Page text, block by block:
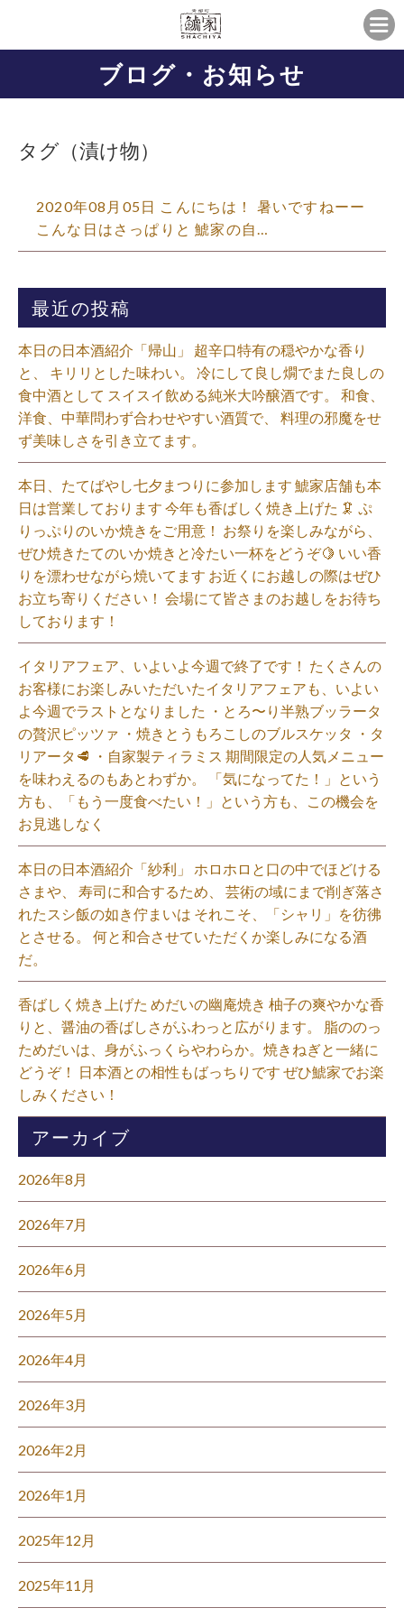
ブログ・お知らせ
タグ（漬け物）
2020年08月05日 こんにちは！ 暑いですねーー
こんな日はさっぱりと 鯱家の自…
最近の投稿
本日の日本酒紹介「帰山」 超辛口特有の穏やかな香り
と、 キリリとした味わい。 冷にして良し燗でまた良しの
食中酒として スイスイ飲める純米大吟醸酒です。 和食、
洋食、中華問わず合わせやすい酒質で、 料理の邪魔をせ
ず美味しさを引き立てます。
本日、たてばやし七夕まつりに参加します 鯱家店舗も本
日は営業しております️ 今年も香ばしく焼き上げた 🦑 ぷ
りっぷりのいか焼きをご用意！ お祭りを楽しみながら、
ぜひ焼きたてのいか焼きと冷たい一杯をどうぞ🍋 いい香
りを漂わせながら焼いてます お近くにお越しの際はぜひ
お立ち寄りください！ 会場にて皆さまのお越しをお待ち
しております！
イタリアフェア、いよいよ今週で終了です！ たくさんの
お客様にお楽しみいただいたイタリアフェアも、いよい
よ今週でラストとなりました ・とろ〜り半熟ブッラータ
の贅沢ピッツァ ・焼きとうもろこしのブルスケッタ ・タ
リアータ🥩 ・自家製ティラミス 期間限定の人気メニュー
を味わえるのもあとわずか。 「気になってた！」という
方も、「もう一度食べたい！」という方も、この機会を
お見逃しなく⁡
本日の日本酒紹介「紗利」 ホロホロと口の中でほどける
さまや、 寿司に和合するため、 芸術の域にまで削ぎ落さ
れたスシ飯の如き佇まいは それこそ、「シャリ」を彷彿
とさせる。 何と和合させていただくか楽しみになる酒
だ。⁡
香ばしく焼き上げた めだいの幽庵焼き 柚子の爽やかな香
りと、醤油の香ばしさがふわっと広がります。 脂ののっ
ためだいは、身がふっくらやわらか。焼きねぎと一緒に
どうぞ！ 日本酒との相性もばっちりです ぜひ鯱家でお楽
しみください！⁡
アーカイブ
2026年8月
2026年7月
2026年6月
2026年5月
2026年4月
2026年3月
2026年2月
2026年1月
2025年12月
2025年11月